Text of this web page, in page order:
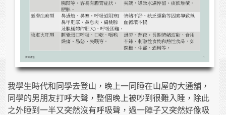
我學生時代和同學去登山，晚上一同睡在山屋的大通舖，
同學的男朋友打呼大聲，整個晚上被吵到很難入睡，除此
之外睡到一半又突然沒有呼吸聲，過一陣子又突然好像吸